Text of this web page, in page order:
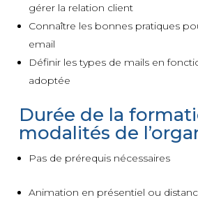
gérer la relation client
Connaître les bonnes pratiques
email
Définir les types de mails en
adoptée
Durée de la
modalités de
Pas de prérequis nécessaires
Animation en présentiel ou